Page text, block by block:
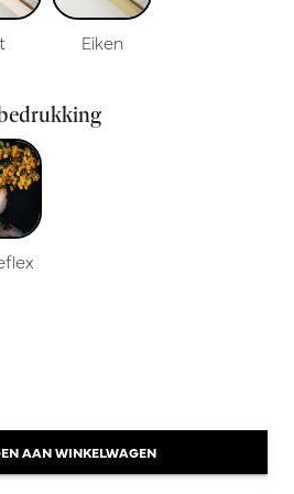
Eiken
AAN WINKELWAGEN